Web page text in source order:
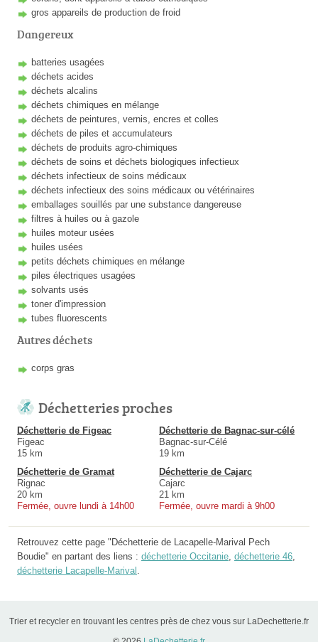
gros appareils de production de froid
Dangereux
batteries usagées
déchets acides
déchets alcalins
déchets chimiques en mélange
déchets de peintures, vernis, encres et colles
déchets de piles et accumulateurs
déchets de produits agro-chimiques
déchets de soins et déchets biologiques infectieux
déchets infectieux de soins médicaux
déchets infectieux des soins médicaux ou vétérinaires
emballages souillés par une substance dangereuse
filtres à huiles ou à gazole
huiles moteur usées
huiles usées
petits déchets chimiques en mélange
piles électriques usagées
solvants usés
toner d'impression
tubes fluorescents
Autres déchets
corps gras
Déchetteries proches
Déchetterie de Figeac
Figeac
15 km
Déchetterie de Bagnac-sur-célé
Bagnac-sur-Célé
19 km
Déchetterie de Gramat
Rignac
20 km
Fermée, ouvre lundi à 14h00
Déchetterie de Cajarc
Cajarc
21 km
Fermée, ouvre mardi à 9h00
Retrouvez cette page "Déchetterie de Lacapelle-Marival Pech
Boudie" en partant des liens : déchetterie Occitanie, déchetterie 46,
déchetterie Lacapelle-Marival .
Trier et recycler en trouvant les centres près de chez vous sur LaDechetterie.fr